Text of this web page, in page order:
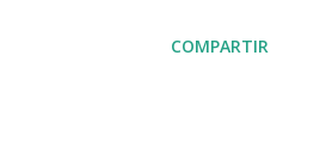
COMPARTIR